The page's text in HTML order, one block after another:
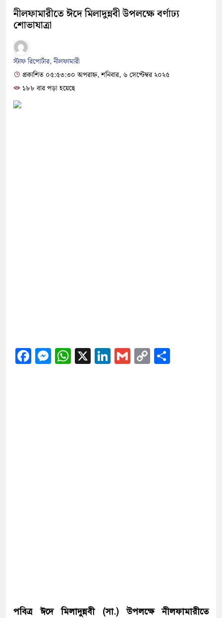
নীলফামারীতে ঈদে মিলাদুন্নবী উপলক্ষে বর্ণাঢ্য
শোভাযাত্রা
স্টাফ রিপোর্টার, নীলফামারী
প্রকাশিত ০৫:৫৩:৩০ অপরাহ্ন, শনিবার, ৬ সেপ্টেম্বর ২০২৫
১৮৮ বার পড়া হয়েছে
Facebook
Messenger
WhatsApp
X LinkedIn
Gmail
Copy
পবিত্র ঈদে মিলাদুন্নবী (সা.) উপলক্ষে নীলফামারীতে